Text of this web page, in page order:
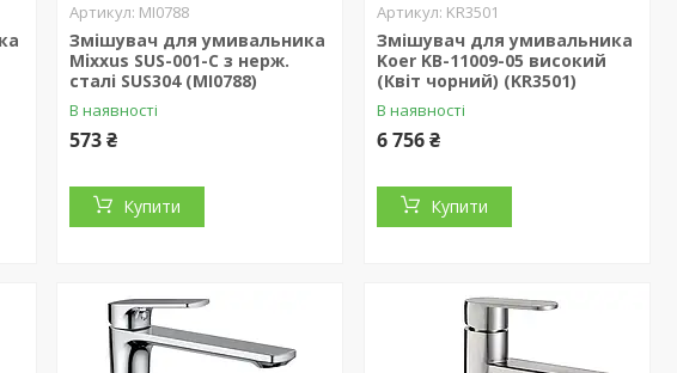
MI0788
Змішувач для умивальника
Mixxus SUS-001-C з нерж.
сталі SUS304 (MI0788)
В наявності
573 ₴
Купити
KR3501
Змішувач для умивальника
Koer KB-11009-05 високий
(Квіт чорний) (KR3501)
В наявності
6 756 ₴
Купити